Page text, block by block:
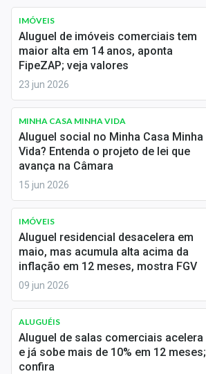
Money Trader
Anuncie
Últimas Notícias
Newsletters
Cotações
Comprar ou vender?
Carteiras Recomendadas
Central de Dividendos
Central de Fundos Imobiliários
Central dos IPOs
Renda Fixa
Finanças Pessoais
IMÓVEIS
Aluguel de imóveis comerciais tem
maior alta em 14 anos, aponta
FipeZAP; veja valores
23 jun 2026
MINHA CASA MINHA VIDA
Aluguel social no Minha Casa Minha
Vida? Entenda o projeto de lei que
avança na Câmara
15 jun 2026
IMÓVEIS
Aluguel residencial desacelera em
maio, mas acumula alta acima da
inflação em 12 meses, mostra FGV
09 jun 2026
ALUGUÉIS
Aluguel de salas comerciais acelera
e já sobe mais de 10% em 12 meses;
confira